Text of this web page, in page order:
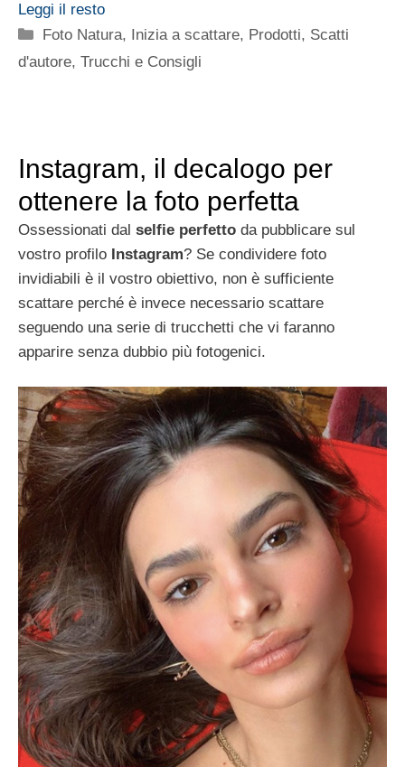
Leggi il resto
Categorie
Foto Natura, Inizia a scattare, Prodotti, Scatti
d'autore, Trucchi e Consigli
Instagram, il decalogo per
ottenere la foto perfetta
Ossessionati dal selfie perfetto da pubblicare sul
vostro profilo Instagram? Se condividere foto
invidiabili è il vostro obiettivo, non è sufficiente
scattare perché è invece necessario scattare
seguendo una serie di trucchetti che vi faranno
apparire senza dubbio più fotogenici.